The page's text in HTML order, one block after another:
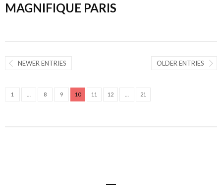
MAGNIFIQUE PARIS
NEWER ENTRIES OLDER ENTRIES
1 8 9 10 11 12 21